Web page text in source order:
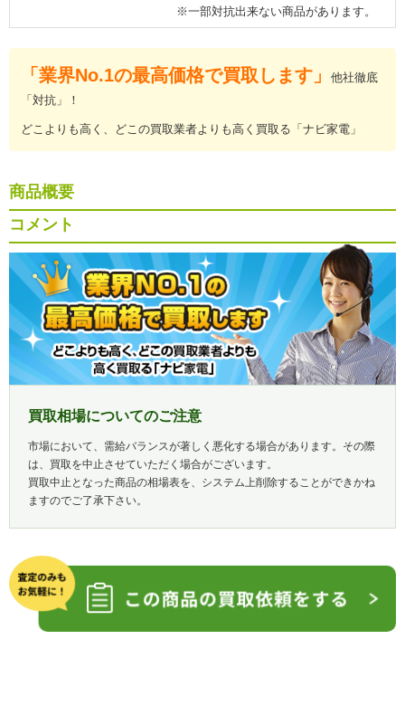
※一部対抗出来ない商品があります。
「業界No.1の最高価格で買取します」
他社徹底
「対抗」！
どこよりも高く、どこの買取業者よりも高く買取る「ナビ家電」
商品概要
コメント
買取相場についてのご注意
市場において、需給バランスが著しく悪化する場合があります。その際
は、買取を中止させていただく場合がございます。
買取中止となった商品の相場表を、システム上削除することができかね
ますのでご了承下さい。